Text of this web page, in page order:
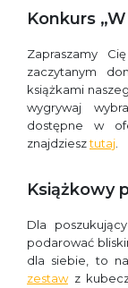
Konkurs
Zapraszamy
zaczytanym
książkami
wygrywaj
dostępne w
znajdziesztutaj
Książkowy
Dla
podarować
dla siebie, to
zestawz